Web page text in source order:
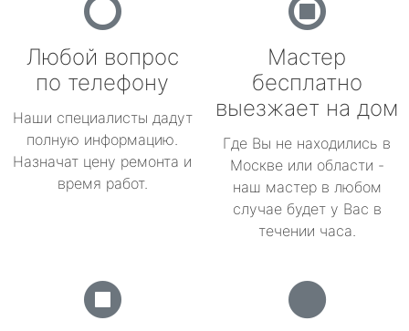
Любой вопрос
по телефону
Наши специалисты дадут
полную информацию.
Назначат цену ремонта и
время работ.
Мастер
бесплатно
выезжает на дом
Где Вы не находились в
Москве или области -
наш мастер в любом
случае будет у Вас в
течении часа.